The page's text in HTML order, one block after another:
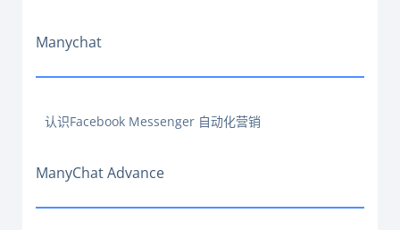
Manychat
认识Facebook Messenger 自动化营销
ManyChat Advance